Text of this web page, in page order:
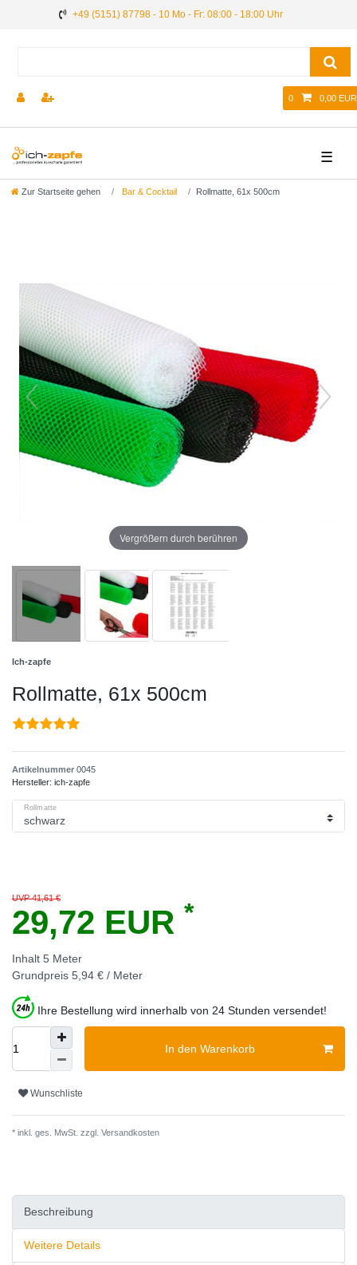
+49 (5151) 87798 - 10 Mo - Fr: 08:00 - 18:00 Uhr
0 0,00 EUR
☰
Zur Startseite gehen Bar & Cocktail Rollmatte, 61x 500cm
Vergrößern durch berühren
Ich-zapfe
Rollmatte, 61x 500cm
Artikelnummer 0045
Hersteller: ich-zapfe
Rollmatte
UVP 41,61 €
29,72 EUR *
Inhalt 5 Meter
Grundpreis 5,94 € / Meter
Ihre Bestellung wird innerhalb von 24 Stunden versendet!
In den Warenkorb
Wunschliste
* inkl. ges. MwSt. zzgl. Versandkosten
Beschreibung
Weitere Details